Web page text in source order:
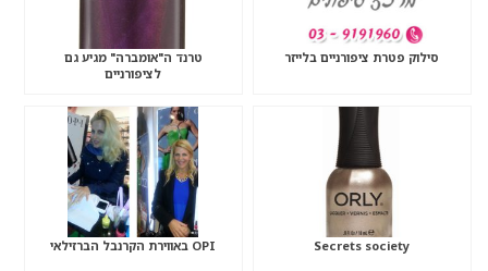
סילוק פטרת ציפורניים בלייזר
טרנד ה"אומברה" מגיע גם
לציפורניים
Secrets society OPI באווירת הקרנבל הברזילאי